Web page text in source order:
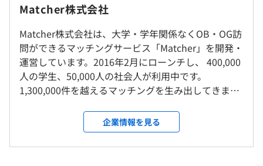
◆OB・OG訪問マッチングサービス『Matcher』
https://matcher.jp/
「就活相談にのるので、◯◯してくれませんか？」という
合言葉のもと、 「就活相談をしたい学生」と「お願い事
をしたい社会人」を 大学・学年関係なくワンクリックで
繋ぐ、OB訪問マッチングサービスです。国内最大級の
OB・OG訪問マッチングサービスで、リリースから1年半
で、約20,000人のユーザーさんに利用されています。
就業場所の変更範囲
東京本社
＜変更範囲＞
会社の定める場所（テレワークを行う場所を含む）
受動喫煙防止措置に関する事項
夏季休暇
年次有給休暇
年間休日合計127日
・リモートの有無
半年はフル出社をお願いしております。
その後問題なければ最大週2〜3のリモート可能です。
メンター制度の有無
あり
前年度の月平均所定外労働時間の実績
Matcher株式会社
Matcher株式会社は、大学・学年関係なくOB・OG訪
問ができるマッチングサービス「Matcher」を開発・
運営しています。2016年2月にローンチし、 400,000
人の学生、50,000人の社会人が利用中です。
1,300,000件を越えるマッチングを生み出してきまし
げ、目先の利益ではなくユーザーさんの体験を第一
に考えてサービス運営を行っています。より多くの出
会いを創り出せるよう、サービスの改善はもちろ
企業情報を見る